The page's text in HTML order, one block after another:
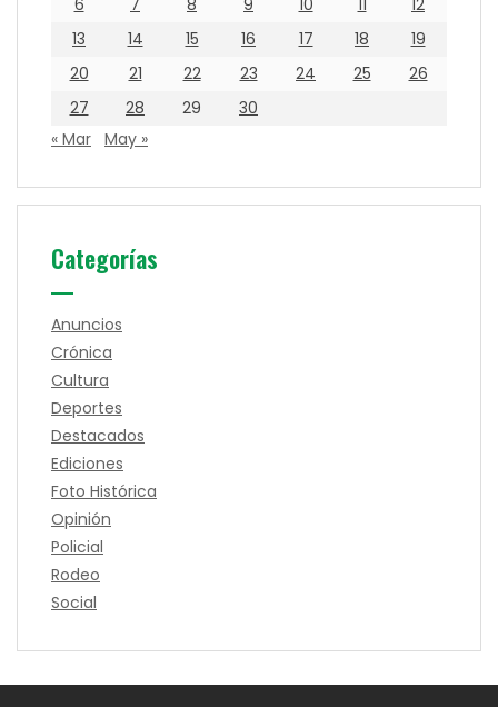
6
7 8 9 10 11
12
13
14 15 16 17 18
19
20
21 22 23 24 25
26
27
28 29
30
« Mar May »
Categorías
Anuncios
Crónica
Cultura
Deportes
Destacados
Ediciones
Foto Histórica
Opinión
Policial
Rodeo
Social